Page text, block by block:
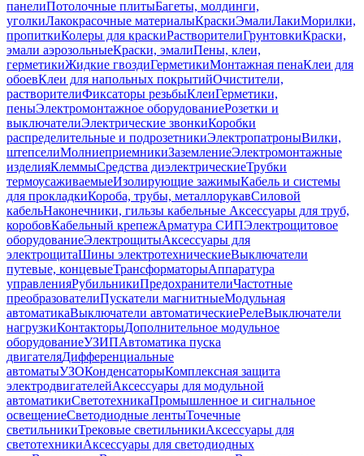
панелиПотолочные плитыБагеты, молдинги,
уголкиЛакокрасочные материалыКраскиЭмалиЛакиМорилки,
пропиткиКолеры для краскиРастворителиГрунтовкиКраски,
эмали аэрозольныеКраски, эмалиПены, клеи,
герметикиЖидкие гвоздиГерметикиМонтажная пенаКлеи для
обоевКлеи для напольных покрытийОчистители,
растворителиФиксаторы резьбыКлеиГерметики,
пеныЭлектромонтажное оборудованиеРозетки и
выключателиЭлектрические звонкиКоробки
распределительные и подрозетникиЭлектропатроныВилки,
штепселиМолниеприемникиЗаземлениеЭлектромонтажные
изделияКлеммыСредства диэлектрическиеТрубки
термоусаживаемыеИзолирующие зажимыКабель и системы
для прокладкиКороба, трубы, металлорукавСиловой
кабельНаконечники, гильзы кабельные Аксессуары для труб,
коробовКабельный крепежАрматура СИПЭлектрощитовое
оборудованиеЭлектрощитыАксессуары для
электрощитаШины электротехническиеВыключатели
путевые, концевыеТрансформаторыАппаратура
управленияРубильникиПредохранителиЧастотные
преобразователиПускатели магнитныеМодульная
автоматикаВыключатели автоматическиеРелеВыключатели
нагрузкиКонтакторыДополнительное модульное
оборудованиеУЗИПАвтоматика пуска
двигателяДифференциальные
автоматыУЗОКонденсаторыКомплексная защита
электродвигателейАксессуары для модульной
автоматикиСветотехникаПромышленное и сигнальное
освещениеСветодиодные лентыТочечные
светильникиТрековые светильникиАксессуары для
светотехникиАксессуары для светодиодных